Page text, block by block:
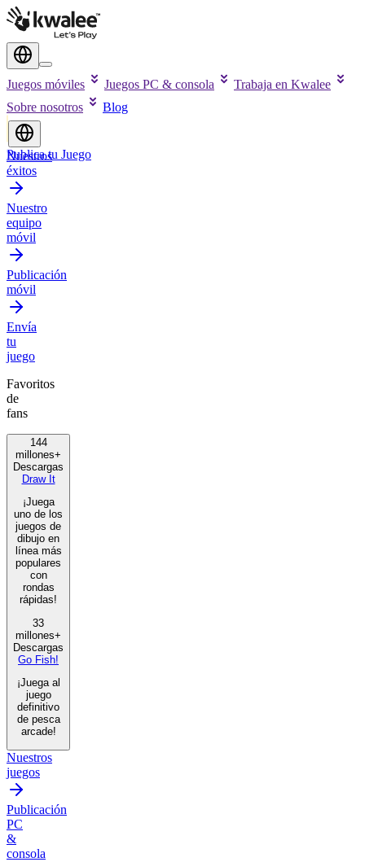
Juegos móviles Juegos PC & consola
Trabaja en Kwalee
Sobre nosotros
Blog
Publica tu Juego
Nuestros
éxitos
Nuestro
equipo
móvil
Publicación
móvil
Envía
tu
juego
Favoritos
de
fans
144
millones+
Descargas
Draw It
¡Juega
uno de los
juegos de
dibujo en
línea más
populares
con
rondas
rápidas!
33
millones+
Descargas
Go Fish!
¡Juega al
juego
definitivo
de pesca
arcade!
Nuestros
juegos
Publicación
PC
&
consola